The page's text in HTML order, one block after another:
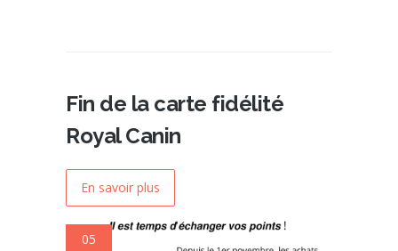
Fin de la carte fidélité
Royal Canin
En savoir plus
05